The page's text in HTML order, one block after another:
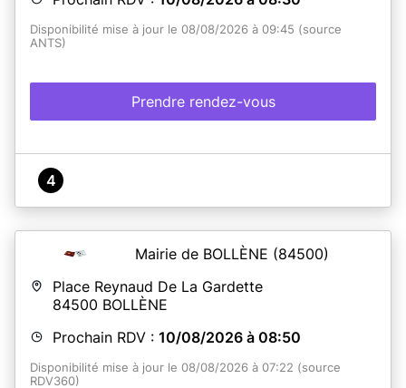
Disponibilité mise à jour le 08/08/2026 à 09:45 (source
ANTS)
Prendre rendez-vous
4
Mairie de BOLLÈNE (84500)
Place Reynaud De La Gardette
84500 BOLLÈNE
Prochain RDV : 10/08/2026 à 08:50
Disponibilité mise à jour le 08/08/2026 à 07:22 (source
RDV360)